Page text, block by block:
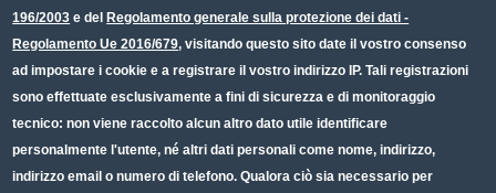
Small prints
Useful links section
Redazione web
Privacy
Note legali
196/2003 e del Regolamento generale sulla protezione dei dati -
Regolamento Ue 2016/679, visitando questo sito date il vostro consenso
ad impostare i cookie e a registrare il vostro indirizzo IP. Tali registrazioni
sono effettuate esclusivamente a fini di sicurezza e di monitoraggio
tecnico: non viene raccolto alcun altro dato utile identificare
personalmente l'utente, né altri dati personali come nome, indirizzo,
indirizzo email o numero di telefono. Qualora ciò sia necessario per